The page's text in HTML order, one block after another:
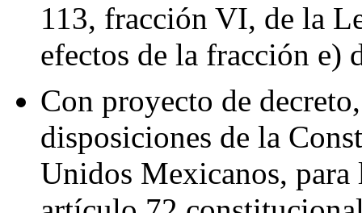
113, fracción VI, de la
efectos de la fracción
Con proyecto de
disposiciones de la
Unidos Mexicanos, para